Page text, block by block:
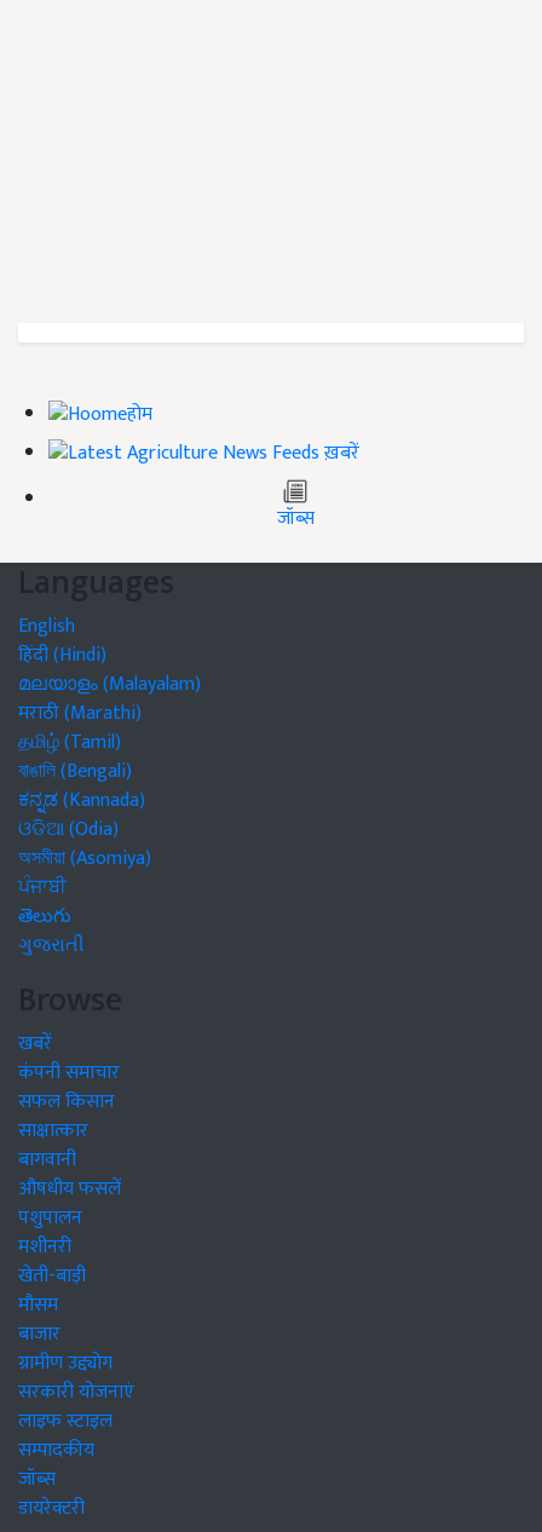
होम
ख़बरें
जॉब्स
Languages
English
हिंदी (Hindi)
മലയാളം (Malayalam)
मराठी (Marathi)
தமிழ் (Tamil)
বাঙালি (Bengali)
ಕನ್ನಡ (Kannada)
ଓଡିଆ (Odia)
অসমীয়া (Asomiya)
ਪੰਜਾਬੀ
తెలుగు
ગુજરાતી
Browse
खबरें
कंपनी समाचार
सफल किसान
साक्षात्कार
बागवानी
औषधीय फसलें
पशुपालन
मशीनरी
खेती-बाड़ी
मौसम
बाजार
ग्रामीण उद्द्योग
सरकारी योजनाएं
लाइफ स्टाइल
सम्पादकीय
जॉब्स
डायरेक्टरी